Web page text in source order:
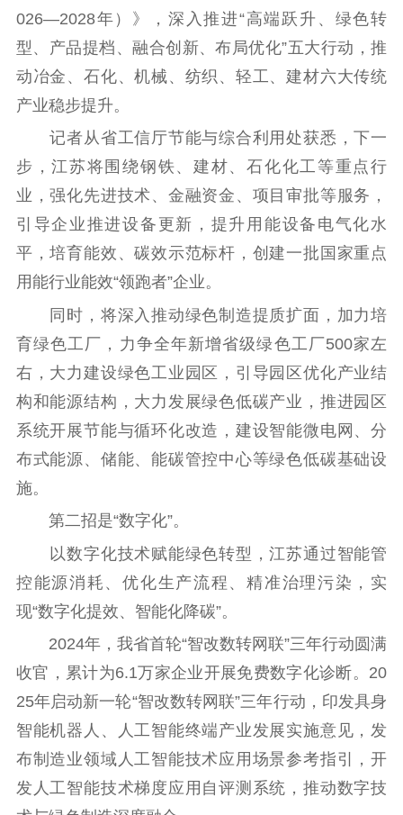
用
新闻出版
电影工作
电影创作 电影市场
机关党建
党建要闻
文化人才
紫金人才 职称评审
数据资源
公共服务
新时代公民素养
提升资源库
政务服务
科研创新
服务管理平台
智库服务
管理平台
文艺创作
服务管理
文化产业
统计分析
数字出版
审读服务
新闻发布工作备
电影
服务
理论宣讲
共建共享平台
政工继续教育学
习平台
责任编辑注册
业务申报系统
026—2028年）》，深入推进“高端跃升、绿色转
型、产品提档、融合创新、布局优化”五大行动，推
动冶金、石化、机械、纺织、轻工、建材六大传统
产业稳步提升。
记者从省工信厅节能与综合利用处获悉，下一
步，江苏将围绕钢铁、建材、石化化工等重点行
业，强化先进技术、金融资金、项目审批等服务，
引导企业推进设备更新，提升用能设备电气化水
平，培育能效、碳效示范标杆，创建一批国家重点
用能行业能效“领跑者”企业。
同时，将深入推动绿色制造提质扩面，加力培
育绿色工厂，力争全年新增省级绿色工厂500家左
右，大力建设绿色工业园区，引导园区优化产业结
构和能源结构，大力发展绿色低碳产业，推进园区
系统开展节能与循环化改造，建设智能微电网、分
布式能源、储能、能碳管控中心等绿色低碳基础设
施。
第二招是“数字化”。
以数字化技术赋能绿色转型，江苏通过智能管
控能源消耗、优化生产流程、精准治理污染，实
现“数字化提效、智能化降碳”。
2024年，我省首轮“智改数转网联”三年行动圆满
收官，累计为6.1万家企业开展免费数字化诊断。20
25年启动新一轮“智改数转网联”三年行动，印发具身
智能机器人、人工智能终端产业发展实施意见，发
布制造业领域人工智能技术应用场景参考指引，开
发人工智能技术梯度应用自评测系统，推动数字技